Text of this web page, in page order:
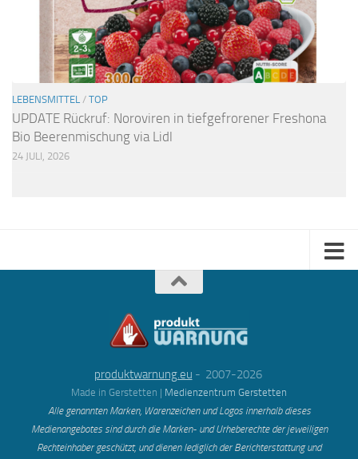
LEBENSMITTEL / TOP
UPDATE Rückruf: Noroviren in tiefgefrorener Freshona
Bio Beerenmischung via Lidl
24 JULI, 2026
produktwarnung.eu - 2007-2026
Made in Gerstetten | Medienzentrum Gerstetten
Alle genannten Marken, Warenzeichen und Logos innerhalb dieses
Medienangebotes sind durch die Marken- und Urheberechte der jeweiligen
Rechteinhaber geschützt, und dienen lediglich der Berichterstattung und